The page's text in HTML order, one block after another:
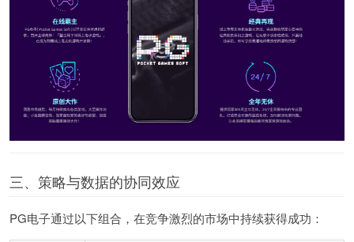
三、策略与数据的协同效应
PG电子通过以下组合，在竞争激烈的市场中持续获得成功：